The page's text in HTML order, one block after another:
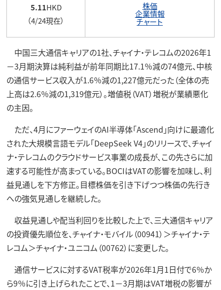
5.11HKD
（4/24現在）
株価
企業情報
チャート
中国三大通信キャリアの1社、チャイナ・テレコムの2026年1
－3月期決算は純利益が前年同期比17.1％減の74億元、中核
の通信サービス収入が1.6％減の1,227億元だった（全体の売
上高は2.6％減の1,319億元）。増値税（VAT）増税が業績悪化
の主因。
ただ、4月にファーウェイのAI半導体「Ascend」向けに最適化
された大規模言語モデル「DeepSeek V4」のリリースで、チャイ
ナ・テレコムのクラウドサービス事業の成長が、この先さらに加
速する可能性が高まっている。BOCIはVATの影響を加味し、利
益見通しを下方修正。目標株価を引き下げつつ株価の先行き
への強気見通しを継続した。
収益見通しや配当利回りを比較した上で、三大通信キャリア
の投資優先順位を、チャイナ・モバイル（00941）＞チャイナ・テ
レコム＞チャイナ・ユニコム（00762）に変更した。
通信サービスに対するVAT税率が2026年1月1日付で6％か
ら9％に引き上げられたことで、1－3月期はVAT増税の影響が